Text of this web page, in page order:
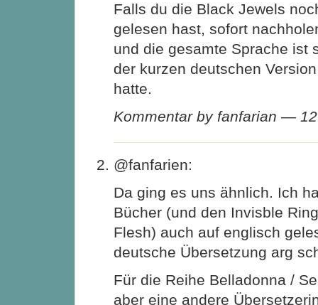
Falls du die Black Jewels
gelesen hast, sofort
und die gesamte Sprache ist
der kurzen deutschen
hatte.
Kommentar by fanfarian —
@fanfarien:
Da ging es uns ähnlich. Ich
Bücher (und den Invisble
Flesh) auch auf englisch
deutsche Übersetzung arg
Für die Reihe Belladonna /
aber eine andere